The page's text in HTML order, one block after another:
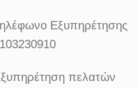
Εξυπηρέτησης
πελατών